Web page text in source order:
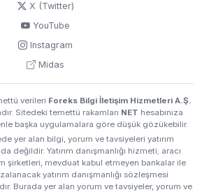
X (Twitter)
YouTube
Instagram
Midas
verileri Foreks Bilgi İletişim Hizmetleri A.Ş.
Sitedeki temettü rakamları NET hesabınıza
başka uygulamalara göre düşük gözükebilir.
yer alan bilgi, yorum ve tavsiyeleri yatırım
değildir. Yatırım danışmanlığı hizmeti; aracı
şirketleri, mevduat kabul etmeyen bankalar ile
yatırım danışmanlığı sözleşmesi
Burada yer alan yorum ve tavsiyeler, yorum ve